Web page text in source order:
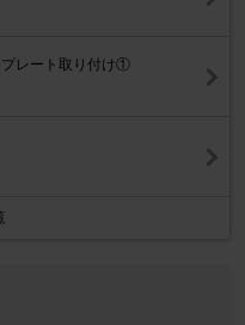
レート取り付け①